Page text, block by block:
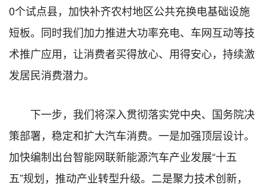
0个试点县，加快补齐农村地区公共充换电基础设施
短板。同时我们加力推进大功率充电、车网互动等技
术推广应用，让消费者买得放心、用得安心，持续激
发居民消费潜力。
下一步，我们将深入贯彻落实党中央、国务院决
策部署，稳定和扩大汽车消费。一是加强顶层设计。
加快编制出台智能网联新能源汽车产业发展“十五
五”规划，推动产业转型升级。二是聚力技术创新，